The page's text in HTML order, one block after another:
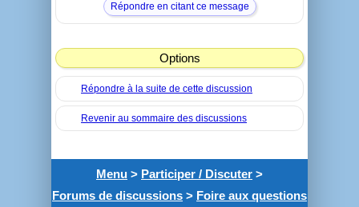
Répondre en citant ce message
Options
Répondre à la suite de cette discussion
Revenir au sommaire des discussions
Menu > Participer / Discuter >
Forums de discussions > Foire aux questions